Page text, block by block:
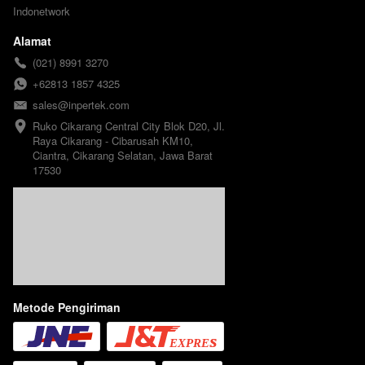
Indonetwork
Alamat
(021) 8991 3270
+62813 1857 4325
sales@inpertek.com
Ruko Cikarang Central City Blok D20, Jl.
Raya Cikarang - Cibarusah KM10,
Ciantra, Cikarang Selatan, Jawa Barat
17530
Metode Pengiriman